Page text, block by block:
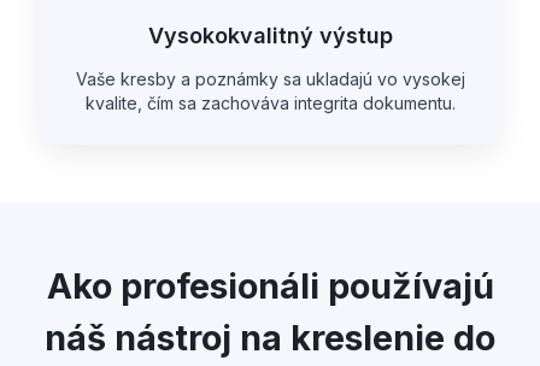
Vysokokvalitný výstup
Vaše kresby a poznámky sa ukladajú vo vysokej
kvalite, čím sa zachováva integrita dokumentu.
Ako profesionáli používajú
náš nástroj na kreslenie do